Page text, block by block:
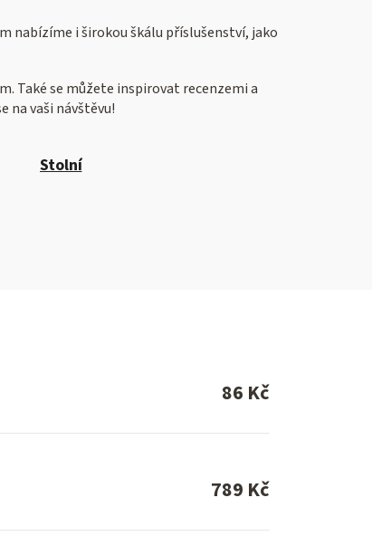
nabízíme i širokou škálu příslušenství, jako
Také se můžete inspirovat recenzemi a
na vaši návštěvu!
Stolní
86 Kč
789 Kč